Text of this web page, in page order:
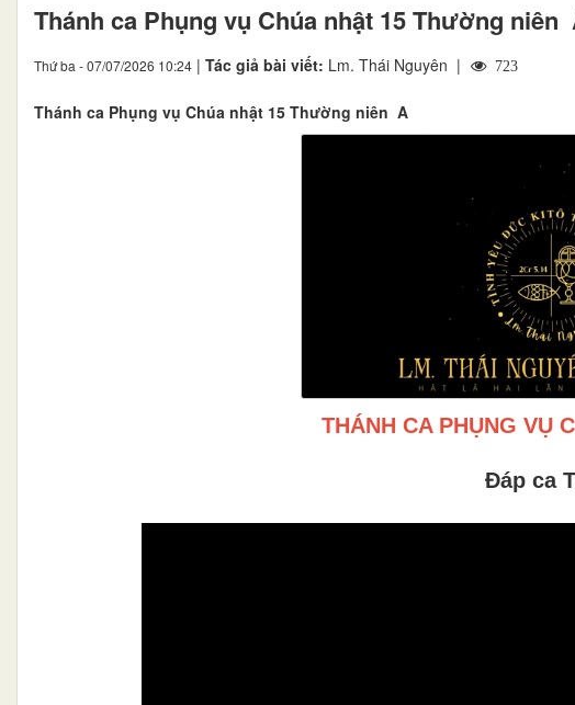
Thánh ca Phụng vụ Chúa nhật 15 Thường niên
Thứ ba - 07/07/2026 10:24 | Tác giả bài viết: Lm. Thái Nguyên | 723
Thánh ca Phụng vụ Chúa nhật 15 Thường niên A
THÁNH CA PHỤNG VỤ
Đáp ca